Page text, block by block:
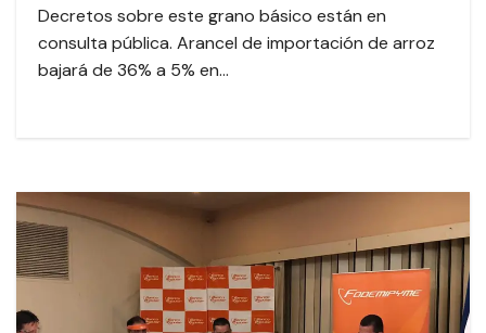
Decretos sobre este grano básico están en
consulta pública. Arancel de importación de arroz
bajará de 36% a 5% en…